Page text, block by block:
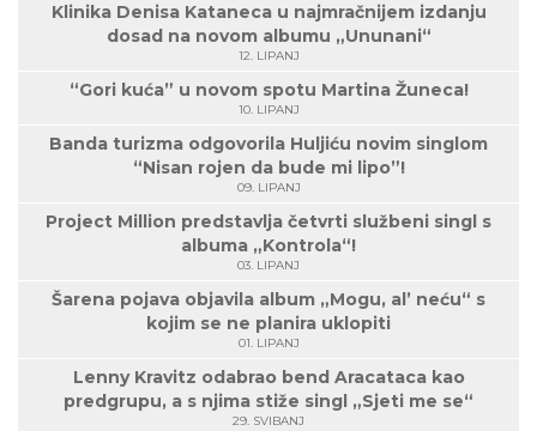
Klinika Denisa Kataneca u najmračnijem izdanju
dosad na novom albumu „Ununani“
12. LIPANJ
“Gori kuća” u novom spotu Martina Žuneca!
10. LIPANJ
Banda turizma odgovorila Huljiću novim singlom
“Nisan rojen da bude mi lipo”!
09. LIPANJ
Project Million predstavlja četvrti službeni singl s
albuma „Kontrola“!
03. LIPANJ
Šarena pojava objavila album „Mogu, al’ neću“ s
kojim se ne planira uklopiti
01. LIPANJ
Lenny Kravitz odabrao bend Aracataca kao
predgrupu, a s njima stiže singl „Sjeti me se“
29. SVIBANJ